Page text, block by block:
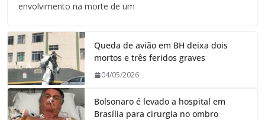
envolvimento na morte de um
Queda de avião em BH deixa dois
mortos e três feridos graves
04/05/2026
Bolsonaro é levado a hospital em
Brasília para cirurgia no ombro